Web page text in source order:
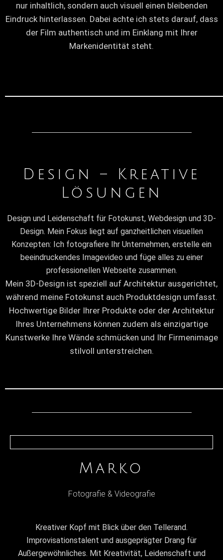
nur inhaltlich, sondern auch visuell einen bleibenden
Eindruck hinterlassen. Dabei achte ich stets darauf, dass
der Film authentisch und im Einklang mit Ihrer
Markenidentität steht.
Design – Kreative
Lösungen
Design und Leidenschaft für Fotokunst, Webdesign und 3D-
Design. Mein Fokus liegt auf ganzheitlichen visuellen
Konzepten: Ich fotografiere Ihr Unternehmen, erstelle ein
beeindruckendes Imagevideo und füge alles zu einer
professionellen Webseite zusammen.
Mein 3D-Design ist speziell auf Architektur ausgerichtet,
während meine Fotokunst auch Produktdesign umfasst.
Hochwertige Bilder Ihrer Produkte oder der Architektur
Ihres Unternehmens können zudem als einzigartige
Kunstwerke Ihre Wände schmücken und Ihr Firmenimage
stilvoll unterstreichen.
Marko
Fotografie & Videografie
Kreativer Kopf mit Blick über den Tellerand.
Improvisationstalent und ausgeprägter Drang für
Außergewöhnliches. Mit Kreativität, Leidenschaft und